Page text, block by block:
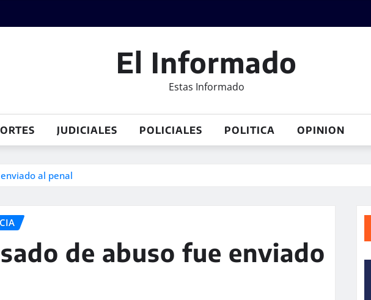
El Informado
Estas Informado
JUDICIALES POLICIALES POLITICA OPINION
al penal
de abuso fue enviado